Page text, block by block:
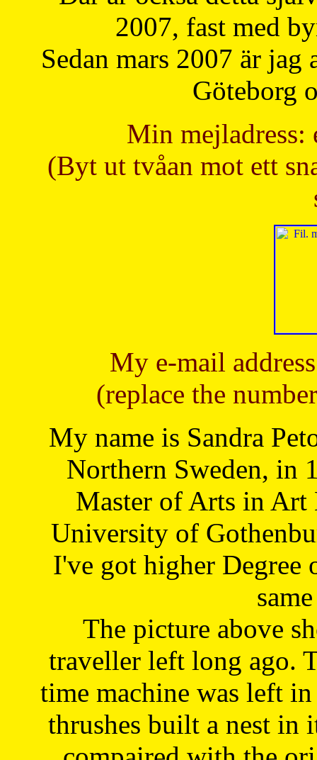
2007, fast med
Sedan mars 2007 är
Göteborg
Min mejladress:
(Byt ut tvåan mot ett
My e-mail
(replace the
My name is Sandra
Northern Sweden, in
Master of Arts in Art
University of
I've got higher Degree
The picture above
traveller left long ago.
time machine was left
thrushes built a nest in